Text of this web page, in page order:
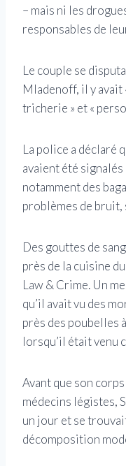
– mais ni les
responsables de
Le couple se
Mladenoff, il y avait
tricherie » et «
La police a déclaré
avaient été signalés
notamment des
problèmes de bruit,
Des gouttes de
près de la cuisine
Law & Crime. Un
qu’il avait vu des
près des poubelles
lorsqu’il était venu
Avant que son
médecins légistes,
un jour et se
décomposition